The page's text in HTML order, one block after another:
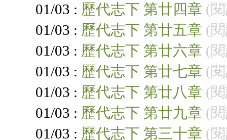
01/03 : 歷代志下 第廿四章 (
01/03 : 歷代志下 第廿五章 (
01/03 : 歷代志下 第廿六章 (
01/03 : 歷代志下 第廿七章 (
01/03 : 歷代志下 第廿八章 (
01/03 : 歷代志下 第廿九章 (
01/03 : 歷代志下 第三十章 (